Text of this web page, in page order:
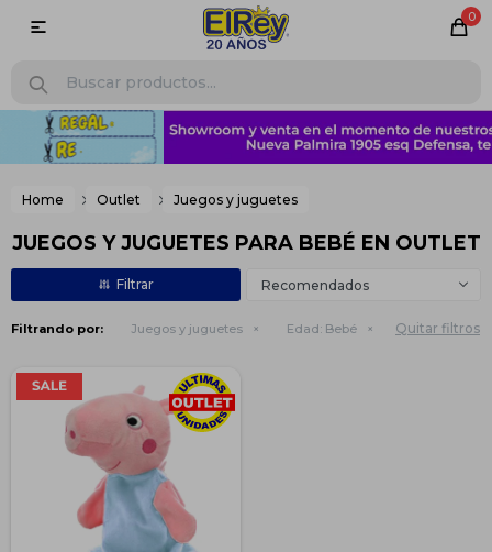
0

Home Outlet Juegos y juguetes
JUEGOS Y JUGUETES PARA BEBÉ EN OUTLET
Recomendados
Filtrando por: Juegos y juguetes Edad: Bebé Quitar filtros